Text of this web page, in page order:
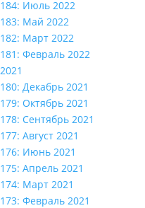
184: Июль 2022
183: Май 2022
182: Март 2022
181: Февраль 2022
2021
180: Декабрь 2021
179: Октябрь 2021
178: Сентябрь 2021
177: Август 2021
176: Июнь 2021
175: Апрель 2021
174: Март 2021
173: Февраль 2021